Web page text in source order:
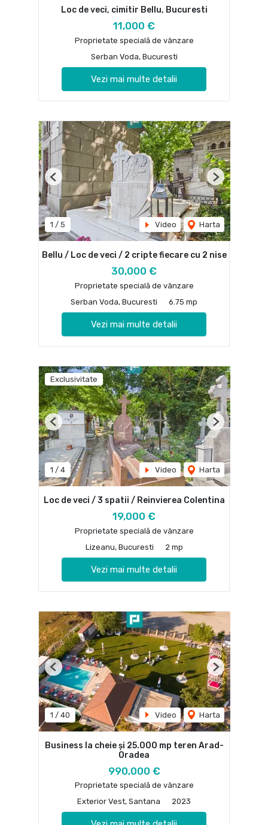
Loc de veci, cimitir Bellu, Bucuresti
11,000 €
Proprietate specială de vânzare
Serban Voda, Bucuresti
Vezi mai multe detalii
1 / 5 Video Harta
Previous Next
Bellu / Loc de veci / 2 cripte fiecare cu 2 nise
30,000 €
Proprietate specială de vânzare
Serban Voda, Bucuresti
6.75 mp
Vezi mai multe detalii
Exclusivitate
1 / 4 Video Harta
Previous Next
Loc de veci / 3 spatii / Reinvierea Colentina
19,000 €
Proprietate specială de vânzare
Lizeanu, Bucuresti
2 mp
Vezi mai multe detalii
1 / 40 Video Harta
Previous Next
Business la cheie și 25.000 mp teren Arad-
Oradea
990,000 €
Proprietate specială de vânzare
Exterior Vest, Santana
2023